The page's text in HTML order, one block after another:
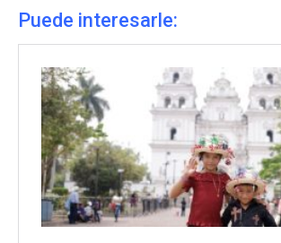
Puede interesarle: